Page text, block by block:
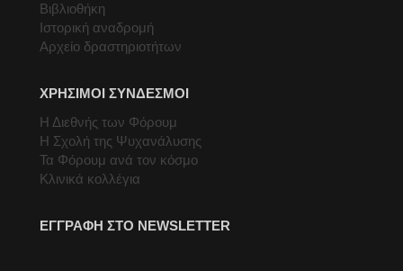
Βιβλιοθήκη
Ιστορική αναδρομή
Αρχείο δραστηριοτήτων
ΧΡΗΣΙΜΟΙ ΣΥΝΔΕΣΜΟΙ
Η Διεθνής των Φόρουμ
Η Σχολή της Ψυχανάλυσης
Τα Φόρουμ ανά τον κόσμο
Κλινικά κολλέγια
ΕΓΓΡΑΦΗ ΣΤΟ NEWSLETTER